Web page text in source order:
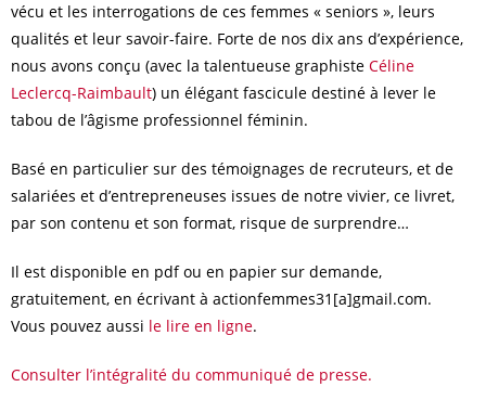
vécu et les interrogations de ces femmes « seniors », leurs
qualités et leur savoir-faire. Forte de nos dix ans d’expérience,
nous avons conçu (avec la talentueuse graphiste Céline
Leclercq-Raimbault) un élégant fascicule destiné à lever le
tabou de l’âgisme professionnel féminin.
Basé en particulier sur des témoignages de recruteurs, et de
salariées et d’entrepreneuses issues de notre vivier, ce livret,
par son contenu et son format, risque de surprendre…
Il est disponible en pdf ou en papier sur demande,
gratuitement, en écrivant à actionfemmes31[a]gmail.com.
Vous pouvez aussi le lire en ligne.
Consulter l’intégralité du communiqué de presse.